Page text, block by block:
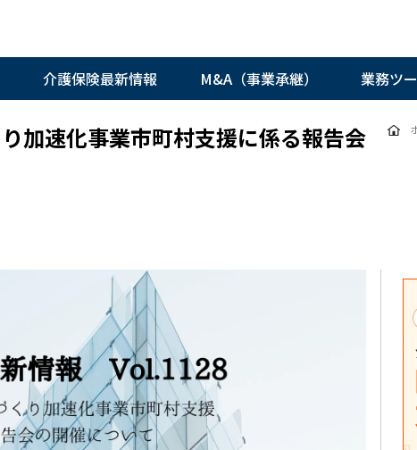
介護保険最新情報 M&A（事業承継） 業務ツ
加速化事業市町村支援に係る報告会